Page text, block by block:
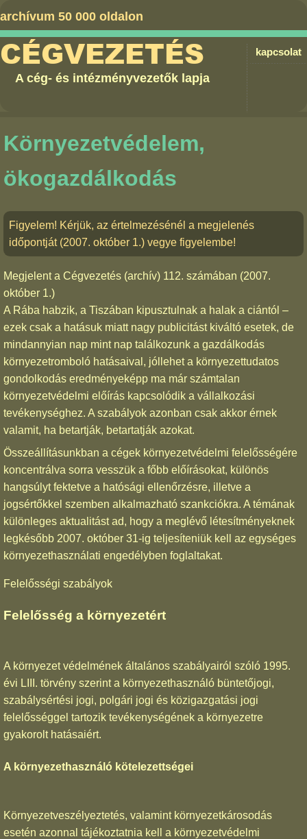
archívum 50 000 oldalon
kapcsolat
CÉGVEZETÉS
A cég- és intézményvezetők lapja
Környezetvédelem,
ökogazdálkodás
Figyelem! Kérjük, az értelmezésénél a megjelenés
időpontját (2007. október 1.) vegye figyelembe!
Megjelent a Cégvezetés (archív) 112. számában (2007.
október 1.)
A Rába habzik, a Tiszában kipusztulnak a halak a ciántól –
ezek csak a hatásuk miatt nagy publicitást kiváltó esetek, de
mindannyian nap mint nap találkozunk a gazdálkodás
környezetromboló hatásaival, jóllehet a környezettudatos
gondolkodás eredményeképp ma már számtalan
környezetvédelmi előírás kapcsolódik a vállalkozási
tevékenységhez. A szabályok azonban csak akkor érnek
valamit, ha betartják, betartatják azokat.
Összeállításunkban a cégek környezetvédelmi felelősségére
koncentrálva sorra vesszük a főbb előírásokat, különös
hangsúlyt fektetve a hatósági ellenőrzésre, illetve a
jogsértőkkel szemben alkalmazható szankciókra. A témának
különleges aktualitást ad, hogy a meglévő létesítményeknek
legkésőbb 2007. október 31-ig teljesíteniük kell az egységes
környezethasználati engedélyben foglaltakat.
Felelősségi szabályok
Felelősség a környezetért
A környezet védelmének általános szabályairól szóló 1995.
évi LIII. törvény szerint a környezethasználó büntetőjogi,
szabálysértési jogi, polgári jogi és közigazgatási jogi
felelősséggel tartozik tevékenységének a környezetre
gyakorolt hatásaiért.
A környezethasználó kötelezettségei
Környezetveszélyeztetés, valamint környezetkárosodás
esetén azonnal tájékoztatnia kell a környezetvédelmi